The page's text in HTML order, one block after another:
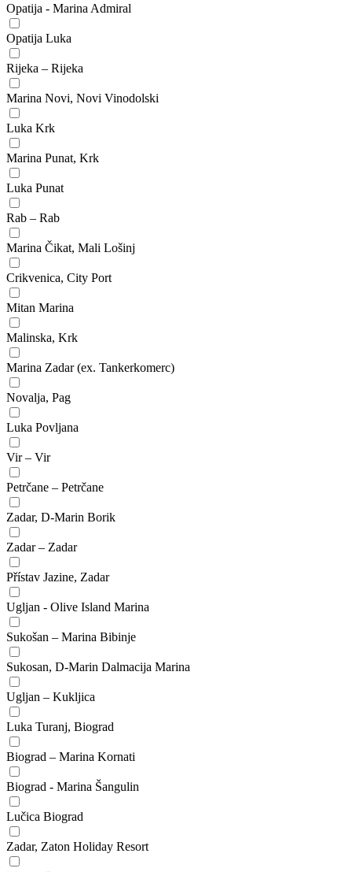
Opatija - Marina Admiral
Opatija Luka
Rijeka – Rijeka
Marina Novi, Novi Vinodolski
Luka Krk
Marina Punat, Krk
Luka Punat
Rab – Rab
Marina Čikat, Mali Lošinj
Crikvenica, City Port
Mitan Marina
Malinska, Krk
Marina Zadar (ex. Tankerkomerc)
Novalja, Pag
Luka Povljana
Vir – Vir
Petrčane – Petrčane
Zadar, D-Marin Borik
Zadar – Zadar
Přístav Jazine, Zadar
Ugljan - Olive Island Marina
Sukošan – Marina Bibinje
Sukosan, D-Marin Dalmacija Marina
Ugljan – Kukljica
Luka Turanj, Biograd
Biograd – Marina Kornati
Biograd - Marina Šangulin
Lučica Biograd
Zadar, Zaton Holiday Resort